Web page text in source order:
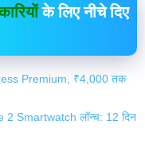
के लिए नीचे दिए
Premium, ₹4,000 तक
Smartwatch लॉन्च: 12 दिन